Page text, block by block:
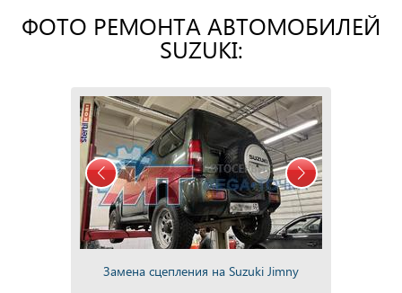
ФОТО РЕМОНТА АВТОМОБИЛЕЙ
SUZUKI:
Замена сцепления на Suzuki Jimny